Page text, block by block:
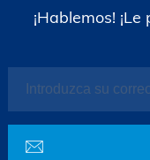
¡Hablemos!